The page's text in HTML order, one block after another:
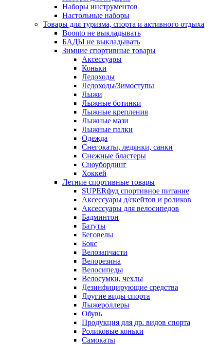
Наборы инструментов
Настольные наборы
Товары для туризма, спорта и активного отдыха
Boonto не выкладывать
БАДЫ не выкладывать
Зимние спортивные товары
Аксессуары
Коньки
Ледоходы
Ледоходы/Зимоступы
Лыжи
Лыжные ботинки
Лыжные крепления
Лыжные мази
Лыжные палки
Одежда
Снегокаты, ледянки, санки
Снежные бластеры
Сноубординг
Хоккей
Летние спортивные товары
SUPERфуд спортивное питание
Аксессуары д/скейтов и роликов
Аксессуары для велосипедов
Бадминтон
Батуты
Беговелы
Бокс
Велозапчасти
Велорезина
Велосипеды
Велосумки, чехлы
Дезинфицирующие средства
Другие виды спорта
Лыжероллеры
Обувь
Продукция для др. видов спорта
Роликовые коньки
Самокаты